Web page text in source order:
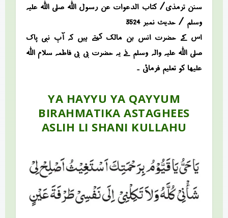
سنن ترمذی/ کتاب الدعوات عن رسول اللہ صلی اللہ علیہ
وسلم / حدیث نمبر 3524
اس کے حضرت انس بن مالک کہتے ہیں کہ آپ نبی پاک
صلی اللہ علیہ والہ وسلم نے یہ حضرت بی بی فاطمہ سلام اللہ
علیھا کو تعلیم فرمائی ۔
YA HAYYU YA QAYYUM
BIRAHMATIKA ASTAGHEES
ASLIH LI SHANI KULLAHU